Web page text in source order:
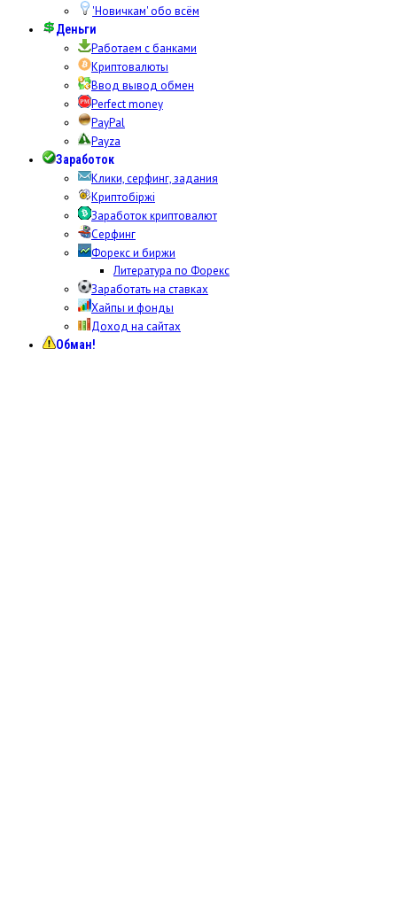
'Новичкам' обо всём
Деньги
Работаем с банками
Криптовалюты
Ввод вывод обмен
Perfect money
PayPal
Payza
Заработок
Клики, серфинг, задания
Криптобіржі
Заработок криптовалют
Серфинг
Форекс и биржи
Литература по Форекс
Заработать на ставках
Хайпы и фонды
Доход на сайтах
Обман!